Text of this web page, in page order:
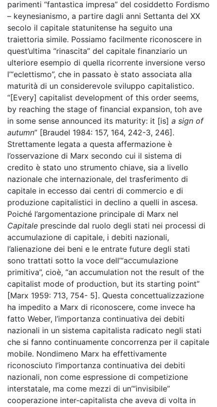
parimenti “fantastica impresa” del cosiddetto Fordismo
– keynesianismo, a partire dagli anni Settanta del XX
secolo il capitale statunitense ha seguito una
traiettoria simile. Possiamo facilmente riconoscere in
quest’ultima “rinascita” del capitale finanziario un
ulteriore esempio di quella ricorrente inversione verso
l’“eclettismo”, che in passato è stato associata alla
maturità di un considerevole sviluppo capitalistico.
“[Every] capitalist development of this order seems,
by reaching the stage of financial expansion, toh ave
in some sense announced its maturity: it [is] a sign of
autumn” [Braudel 1984: 157, 164, 242-3, 246].
Strettamente legata a questa affermazione è
l’osservazione di Marx secondo cui il sistema di
credito è stato uno strumento chiave, sia a livello
nazionale che internazionale, del trasferimento di
capitale in eccesso dai centri di commercio e di
produzione capitalistici in declino a quelli in ascesa.
Poiché l’argomentazione principale di Marx nel
Capitale prescinde dal ruolo degli stati nei processi di
accumulazione di capitale, i debiti nazionali,
l’alienazione dei beni e le entrate future degli stati
sono trattati sotto la voce dell’“accumulazione
primitiva”, cioè, “an accumulation not the result of the
capitalist mode of production, but its starting point”
[Marx 1959: 713, 754- 5]. Questa concettualizzazione
ha impedito a Marx di riconoscere, come invece ha
fatto Weber, l’importanza continuativa dei debiti
nazionali in un sistema capitalista radicato negli stati
che si fanno continuamente concorrenza per il capitale
mobile. Nondimeno Marx ha effettivamente
riconosciuto l’importanza continuativa dei debiti
nazionali, non come espressione di competizione
interstatale, ma come mezzi di un’“invisibile”
cooperazione inter-capitalista che aveva di volta in